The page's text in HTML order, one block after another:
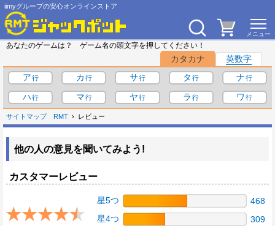
iimyグループの安心オンラインストア
あなたのゲームは？ ゲーム名の頭文字を押してください！
カタカナ
英数字
ア
カ サ タ
ナ
ハ
マ ヤ ラ ワ
サイトマップ RMT レビュー
他の人の意見を聞いてみよう!
カスタマーレビュー
星5つ
468
星4つ
309